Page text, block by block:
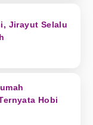
Jirayut Selalu
Hobi